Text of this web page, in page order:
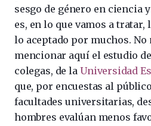
sesgo de género en ciencia
es, en lo que vamos a
lo aceptado por muchos. No
mencionar aquí el estudio
colegas, de la Universidad
que, por encuestas al
facultades universitarias,
hombres evalúan menos